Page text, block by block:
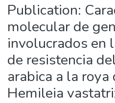
Publication:
molecular de
involucrados en
de resistencia
arabica a la
Hemileia